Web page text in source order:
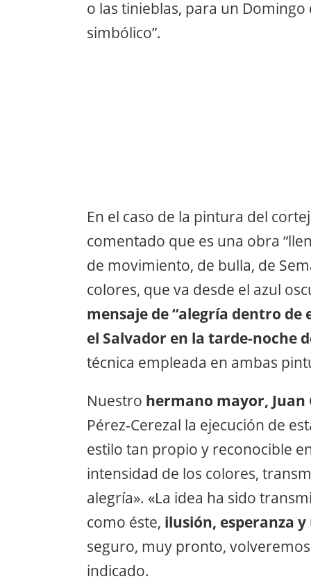
o las tinieblas, para un Domingo
simbólico”.
En el caso de la pintura del
comentado que es una obra
de movimiento, de bulla, de
colores, que va desde el azul
mensaje de “alegría dentro
el Salvador en la tarde-noche
técnica empleada en ambas
Nuestro hermano mayor, Juan
Pérez-Cerezal la ejecución de
estilo tan propio y reconocible
intensidad de los colores,
alegría». «La idea ha sido
como éste, ilusión, esperanza
seguro, muy pronto,
indicado.